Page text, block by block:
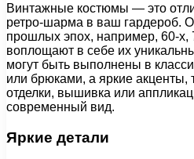
Винтажные костюмы — это
ретро-шарма в ваш гардероб.
прошлых эпох, например, 60-х,
воплощают в себе их
могут быть выполнены в
или брюками, а яркие акценты,
отделки, вышивка или
современный вид.
Яркие детали